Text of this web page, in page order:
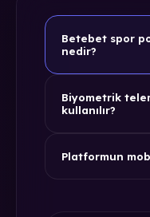
Betebet spor
nedir?
Biyometrik
kullanılır?
Platformun